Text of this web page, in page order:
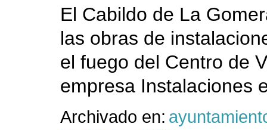
El Cabildo de La
las obras de
el fuego del Centro de
empresa Instalaciones
Archivado en: